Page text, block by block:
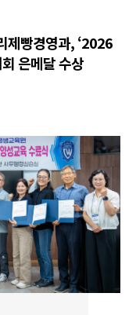
제빵경영과, ‘2026
은메달 수상